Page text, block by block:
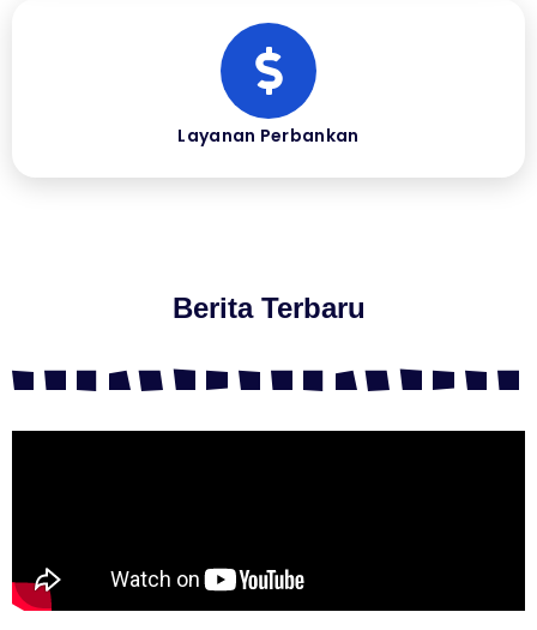
Layanan Perbankan
Berita Terbaru